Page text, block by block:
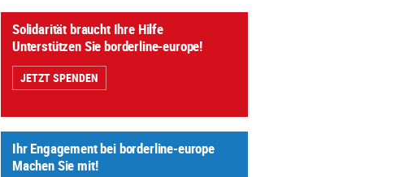
Solidarität braucht Ihre Hilfe
Unterstützen Sie borderline-europe!
JETZT SPENDEN
Ihr Engagement bei borderline-europe
Machen Sie mit!